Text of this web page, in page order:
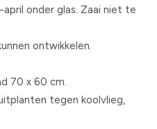
onder glas. Zaai niet te
ontwikkelen.
70 x 60 cm.
tegen koolvlieg,